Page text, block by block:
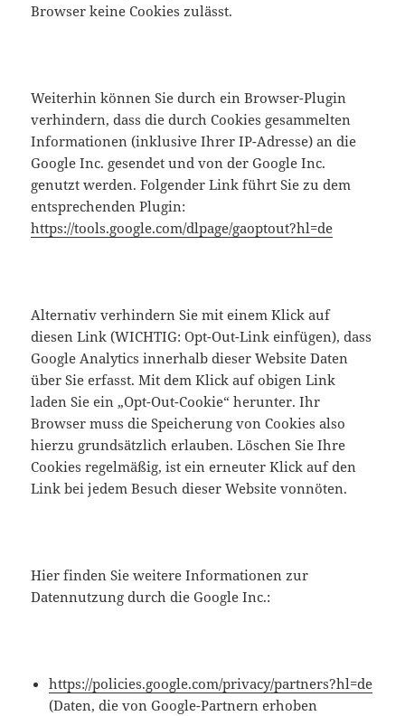
Browser keine Cookies zulässt.
Weiterhin können Sie durch ein Browser-Plugin
verhindern, dass die durch Cookies gesammelten
Informationen (inklusive Ihrer IP-Adresse) an die
Google Inc. gesendet und von der Google Inc.
genutzt werden. Folgender Link führt Sie zu dem
entsprechenden Plugin:
https://tools.google.com/dlpage/gaoptout?hl=de
Alternativ verhindern Sie mit einem Klick auf
diesen Link (WICHTIG: Opt-Out-Link einfügen), dass
Google Analytics innerhalb dieser Website Daten
über Sie erfasst. Mit dem Klick auf obigen Link
laden Sie ein „Opt-Out-Cookie“ herunter. Ihr
Browser muss die Speicherung von Cookies also
hierzu grundsätzlich erlauben. Löschen Sie Ihre
Cookies regelmäßig, ist ein erneuter Klick auf den
Link bei jedem Besuch dieser Website vonnöten.
Hier finden Sie weitere Informationen zur
Datennutzung durch die Google Inc.:
https://policies.google.com/privacy/partners?hl=de
(Daten, die von Google-Partnern erhoben